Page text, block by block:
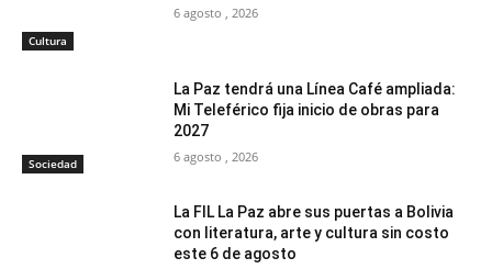
Cultura
6 agosto , 2026
Sociedad
La Paz tendrá una Línea Café ampliada:
Mi Teleférico fija inicio de obras para
2027
6 agosto , 2026
La FIL La Paz abre sus puertas a Bolivia
con literatura, arte y cultura sin costo
este 6 de agosto